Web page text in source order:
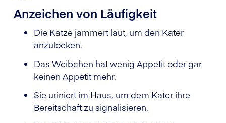
Anzeichen von Läufigkeit
Die Katze jammert laut, um den Kater
anzulocken.
Das Weibchen hat wenig Appetit oder gar
keinen Appetit mehr.
Sie uriniert im Haus, um dem Kater ihre
Bereitschaft zu signalisieren.